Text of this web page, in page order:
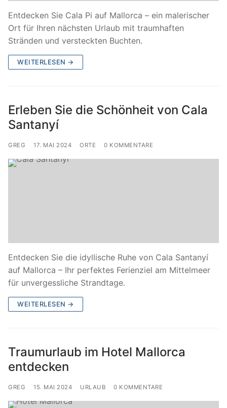
Entdecken Sie Cala Pi auf Mallorca – ein malerischer
Ort für Ihren nächsten Urlaub mit traumhaften
Stränden und versteckten Buchten.
WEITERLESEN →
Erleben Sie die Schönheit von Cala
Santanyí
GREG 17. MAI 2024 ORTE 0 KOMMENTARE
Entdecken Sie die idyllische Ruhe von Cala Santanyí
auf Mallorca – Ihr perfektes Ferienziel am Mittelmeer
für unvergessliche Strandtage.
WEITERLESEN →
Traumurlaub im Hotel Mallorca
entdecken
GREG 15. MAI 2024 URLAUB 0 KOMMENTARE